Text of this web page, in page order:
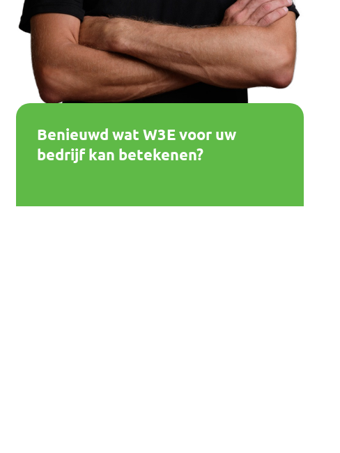
Benieuwd wat W3E voor uw
bedrijf kan betekenen?